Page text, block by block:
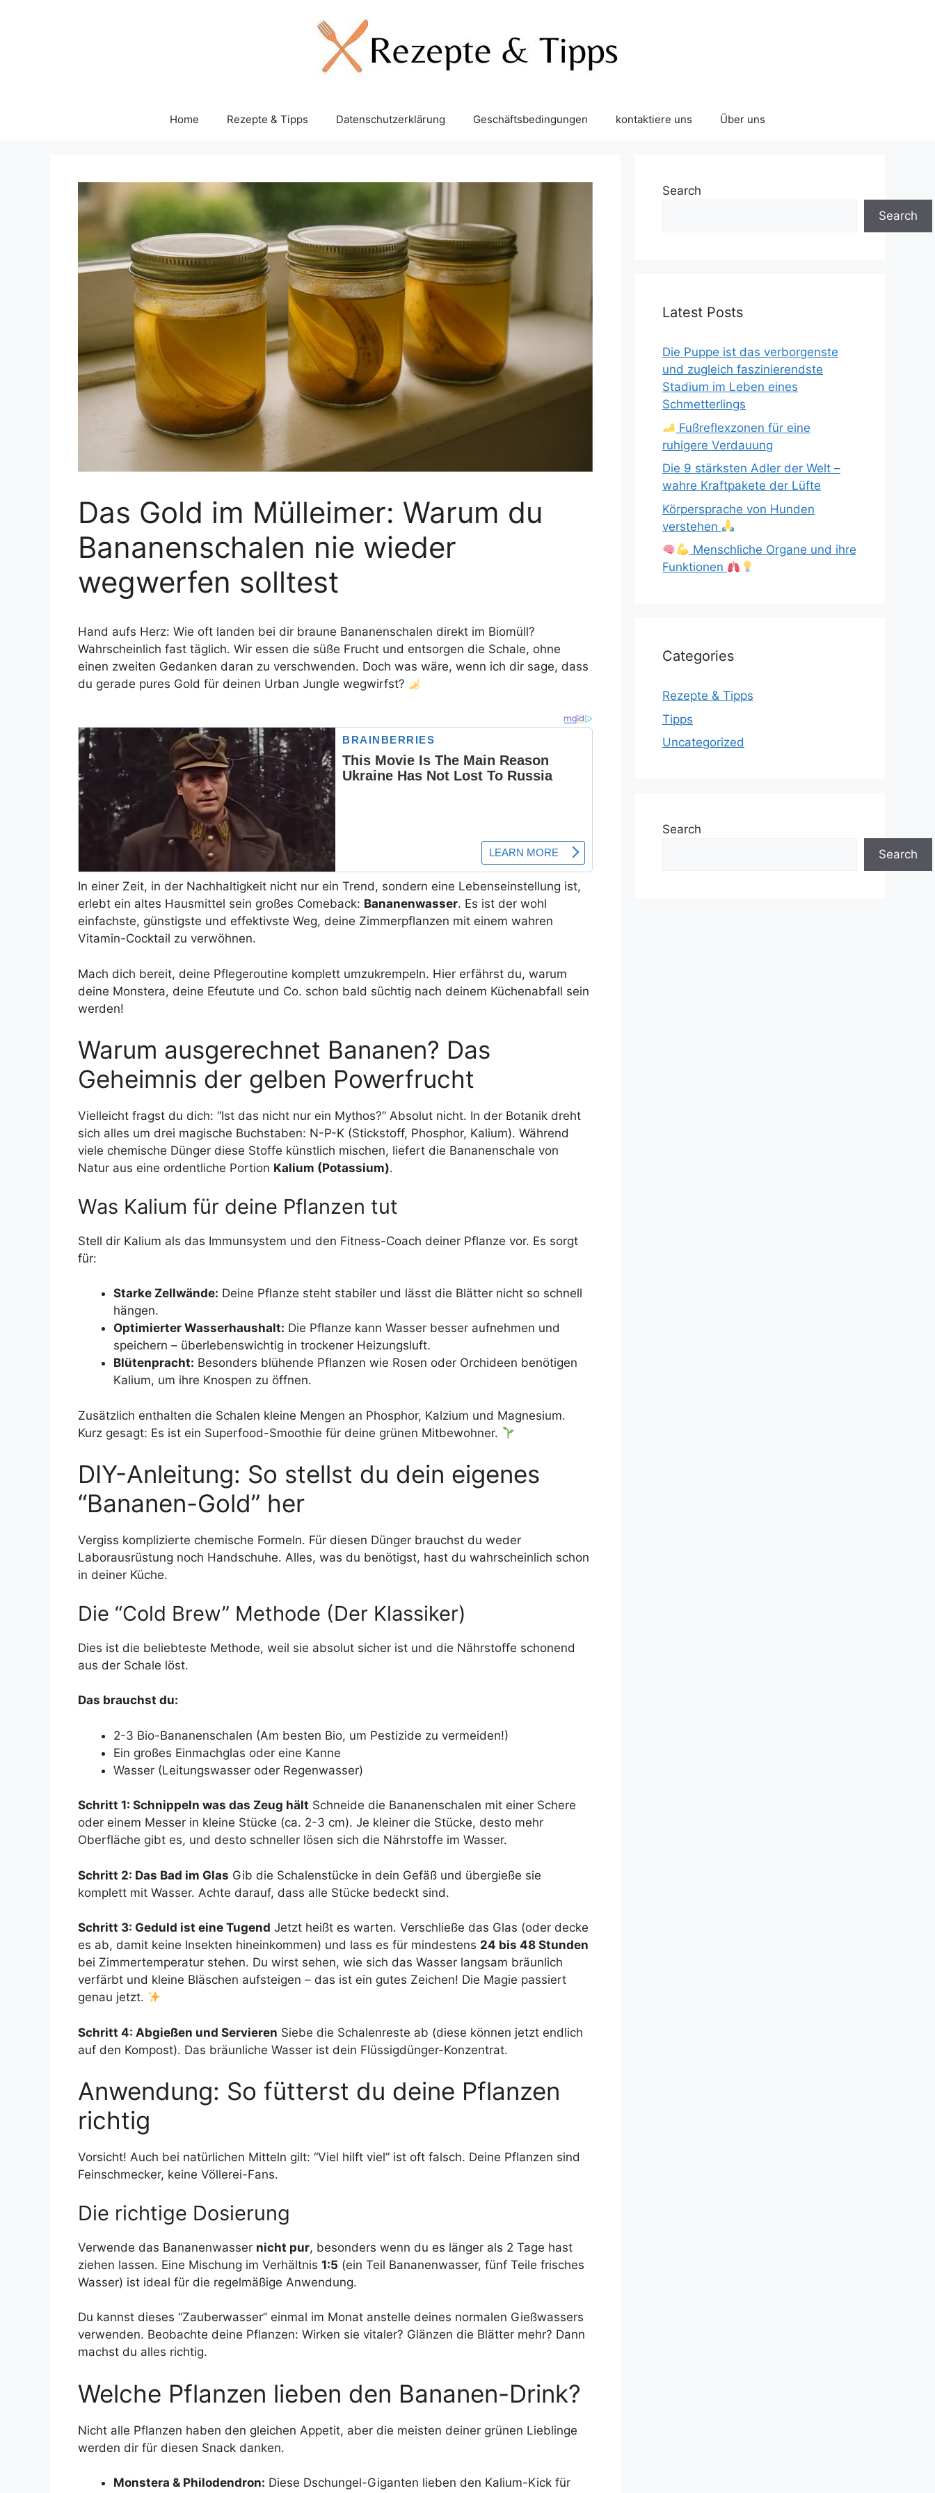
Home Rezepte & Tipps Datenschutzerklärung Geschäftsbedingungen kontaktiere uns Über uns
Das Gold im Mülleimer: Warum du
Bananenschalen nie wieder
wegwerfen solltest
Hand aufs Herz: Wie oft landen bei dir braune Bananenschalen direkt im Biomüll?
Wahrscheinlich fast täglich. Wir essen die süße Frucht und entsorgen die Schale, ohne
einen zweiten Gedanken daran zu verschwenden. Doch was wäre, wenn ich dir sage, dass
du gerade pures Gold für deinen Urban Jungle wegwirfst?
In einer Zeit, in der Nachhaltigkeit nicht nur ein Trend, sondern eine Lebenseinstellung ist,
erlebt ein altes Hausmittel sein großes Comeback: Bananenwasser. Es ist der wohl
einfachste, günstigste und effektivste Weg, deine Zimmerpflanzen mit einem wahren
Vitamin-Cocktail zu verwöhnen.
Mach dich bereit, deine Pflegeroutine komplett umzukrempeln. Hier erfährst du, warum
deine Monstera, deine Efeutute und Co. schon bald süchtig nach deinem Küchenabfall sein
werden!
Warum ausgerechnet Bananen? Das
Geheimnis der gelben Powerfrucht
Vielleicht fragst du dich: “Ist das nicht nur ein Mythos?” Absolut nicht. In der Botanik dreht
sich alles um drei magische Buchstaben: N-P-K (Stickstoff, Phosphor, Kalium). Während
viele chemische Dünger diese Stoffe künstlich mischen, liefert die Bananenschale von
Natur aus eine ordentliche Portion Kalium (Potassium).
Was Kalium für deine Pflanzen tut
Stell dir Kalium als das Immunsystem und den Fitness-Coach deiner Pflanze vor. Es sorgt
für:
Starke Zellwände: Deine Pflanze steht stabiler und lässt die Blätter nicht so schnell
hängen.
Optimierter Wasserhaushalt: Die Pflanze kann Wasser besser aufnehmen und
speichern – überlebenswichtig in trockener Heizungsluft.
Blütenpracht: Besonders blühende Pflanzen wie Rosen oder Orchideen benötigen
Kalium, um ihre Knospen zu öffnen.
Zusätzlich enthalten die Schalen kleine Mengen an Phosphor, Kalzium und Magnesium.
Kurz gesagt: Es ist ein Superfood-Smoothie für deine grünen Mitbewohner.
DIY-Anleitung: So stellst du dein eigenes
“Bananen-Gold” her
Vergiss komplizierte chemische Formeln. Für diesen Dünger brauchst du weder
Laborausrüstung noch Handschuhe. Alles, was du benötigst, hast du wahrscheinlich schon
in deiner Küche.
Die “Cold Brew” Methode (Der Klassiker)
Dies ist die beliebteste Methode, weil sie absolut sicher ist und die Nährstoffe schonend
aus der Schale löst.
Das brauchst du:
2-3 Bio-Bananenschalen (Am besten Bio, um Pestizide zu vermeiden!)
Ein großes Einmachglas oder eine Kanne
Wasser (Leitungswasser oder Regenwasser)
Schritt 1: Schnippeln was das Zeug hält Schneide die Bananenschalen mit einer Schere
oder einem Messer in kleine Stücke (ca. 2-3 cm). Je kleiner die Stücke, desto mehr
Oberfläche gibt es, und desto schneller lösen sich die Nährstoffe im Wasser.
Schritt 2: Das Bad im Glas Gib die Schalenstücke in dein Gefäß und übergieße sie
komplett mit Wasser. Achte darauf, dass alle Stücke bedeckt sind.
Schritt 3: Geduld ist eine Tugend Jetzt heißt es warten. Verschließe das Glas (oder decke
es ab, damit keine Insekten hineinkommen) und lass es für mindestens 24 bis 48 Stunden
bei Zimmertemperatur stehen. Du wirst sehen, wie sich das Wasser langsam bräunlich
verfärbt und kleine Bläschen aufsteigen – das ist ein gutes Zeichen! Die Magie passiert
genau jetzt.
Schritt 4: Abgießen und Servieren Siebe die Schalenreste ab (diese können jetzt endlich
auf den Kompost). Das bräunliche Wasser ist dein Flüssigdünger-Konzentrat.
Anwendung: So fütterst du deine Pflanzen
richtig
Vorsicht! Auch bei natürlichen Mitteln gilt: “Viel hilft viel” ist oft falsch. Deine Pflanzen sind
Feinschmecker, keine Völlerei-Fans.
Die richtige Dosierung
Verwende das Bananenwasser nicht pur, besonders wenn du es länger als 2 Tage hast
ziehen lassen. Eine Mischung im Verhältnis 1:5 (ein Teil Bananenwasser, fünf Teile frisches
Wasser) ist ideal für die regelmäßige Anwendung.
Du kannst dieses “Zauberwasser” einmal im Monat anstelle deines normalen Gießwassers
verwenden. Beobachte deine Pflanzen: Wirken sie vitaler? Glänzen die Blätter mehr? Dann
machst du alles richtig.
Welche Pflanzen lieben den Bananen-Drink?
Nicht alle Pflanzen haben den gleichen Appetit, aber die meisten deiner grünen Lieblinge
werden dir für diesen Snack danken.
Monstera & Philodendron: Diese Dschungel-Giganten lieben den Kalium-Kick für
Search
Search
Latest Posts
Die Puppe ist das verborgenste
und zugleich faszinierendste
Stadium im Leben eines
Schmetterlings
Fußreflexzonen für eine
ruhigere Verdauung
Die 9 stärksten Adler der Welt –
wahre Kraftpakete der Lüfte
Körpersprache von Hunden
verstehen
Menschliche Organe und ihre
Funktionen
Categories
Rezepte & Tipps
Tipps
Uncategorized
Search
Search